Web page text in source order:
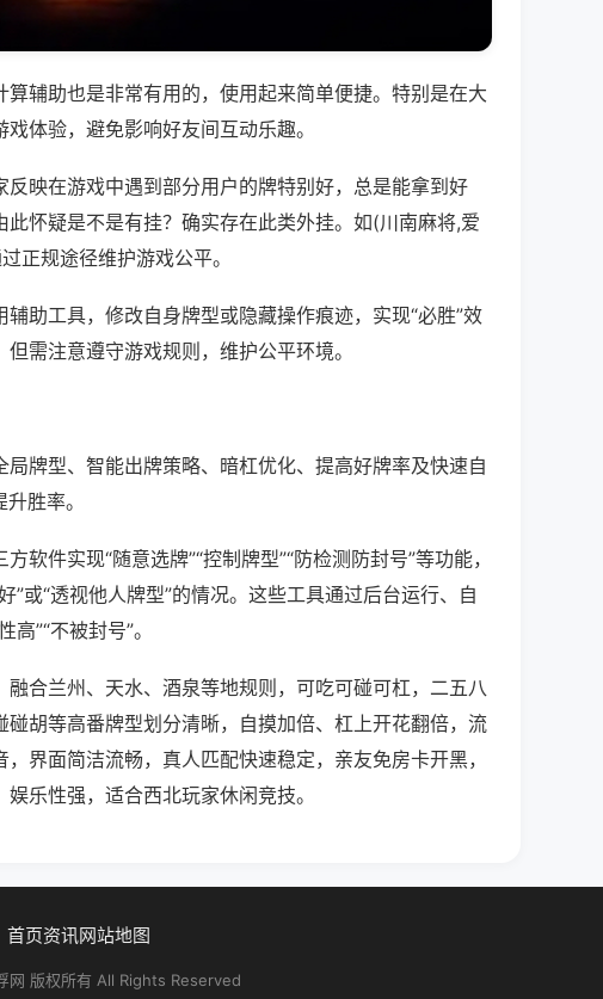
辅助也是非常有用的，使用起来简单便捷。特别是在大
体验，避免影响好友间互动乐趣。
映在游戏中遇到部分用户的牌特别好，总是能拿到好
怀疑是不是有挂？确实存在此类外挂。如(川南麻将,爱
正规途径维护游戏公平。
助工具，修改自身牌型或隐藏操作痕迹，实现“必胜”效
需注意遵守游戏规则，维护公平环境。
牌型、智能出牌策略、暗杠优化、提高好牌率及快速自
胜率。
软件实现“随意选牌”“控制牌型”“防检测防封号”等功能，
”或“透视他人牌型”的情况。这些工具通过后台运行、自
”“不被封号”。
合兰州、天水、酒泉等地规则，可吃可碰可杠，二五八
胡等高番牌型划分清晰，自摸加倍、杠上开花翻倍，流
界面简洁流畅，真人匹配快速稳定，亲友免房卡开黑，
乐性强，适合西北玩家休闲竞技。
首页资讯网站地图
网 版权所有 All Rights Reserved